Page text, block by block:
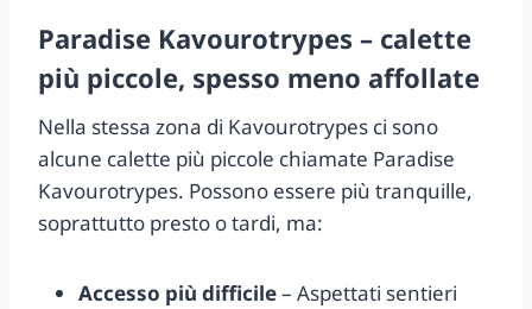
Paradise Kavourotrypes – calette
più piccole, spesso meno affollate
Nella stessa zona di Kavourotrypes ci sono
alcune calette più piccole chiamate Paradise
Kavourotrypes. Possono essere più tranquille,
soprattutto presto o tardi, ma:
Accesso più difficile– Aspettati sentieri